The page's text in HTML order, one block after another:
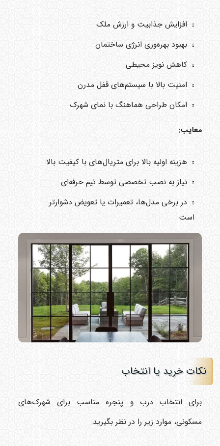
افزایش جذابیت و ارزش ملک
بهبود بهره‌وری انرژی ساختمان
کاهش نویز محیطی
امنیت بالا با سیستم‌های قفل مدرن
امکان طراحی هماهنگ با نمای شهرک
معایب:
هزینه اولیه بالا برای متریال‌های با کیفیت بالا
نیاز به نصب تخصصی توسط تیم حرفه‌ای
در برخی مدل‌ها، تعمیرات یا تعویض دشوارتر
است
نکات خرید یا انتخاب
برای انتخاب درب و پنجره مناسب برای شهرک‌های
مسکونی، موارد زیر را در نظر بگیرید: